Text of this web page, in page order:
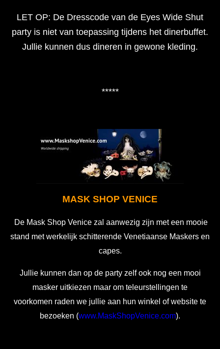
LET OP: De Dresscode van de Eyes Wide Shut
party is niet van toepassing tijdens het dinerbuffet.
Jullie kunnen dus dineren in gewone kleding.
*****
MASK SHOP VENICE
De Mask Shop Venice zal aanwezig zijn met een mooie
stand met werkelijk schitterende Venetiaanse Maskers en
capes.
Jullie kunnen dan op de party zelf ook nog een mooi
masker uitkiezen maar om teleurstellingen te
voorkomen raden we jullie aan hun winkel of website te
bezoeken (www.MaskShopVenice.com).